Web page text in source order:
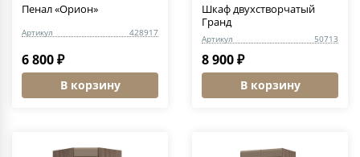
Пенал «Орион»
Артикул 428917
6 800 ₽
В корзину
Шкаф двухстворчатый
Гранд
Артикул 50713
8 900 ₽
В корзину